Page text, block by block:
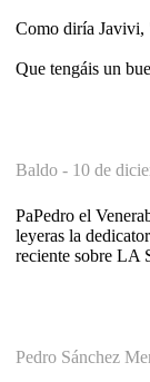
Como diría Javivi,
Que tengáis un
Baldo - 10 de
PaPedro el
leyeras la
reciente sobre
Pedro Sánchez